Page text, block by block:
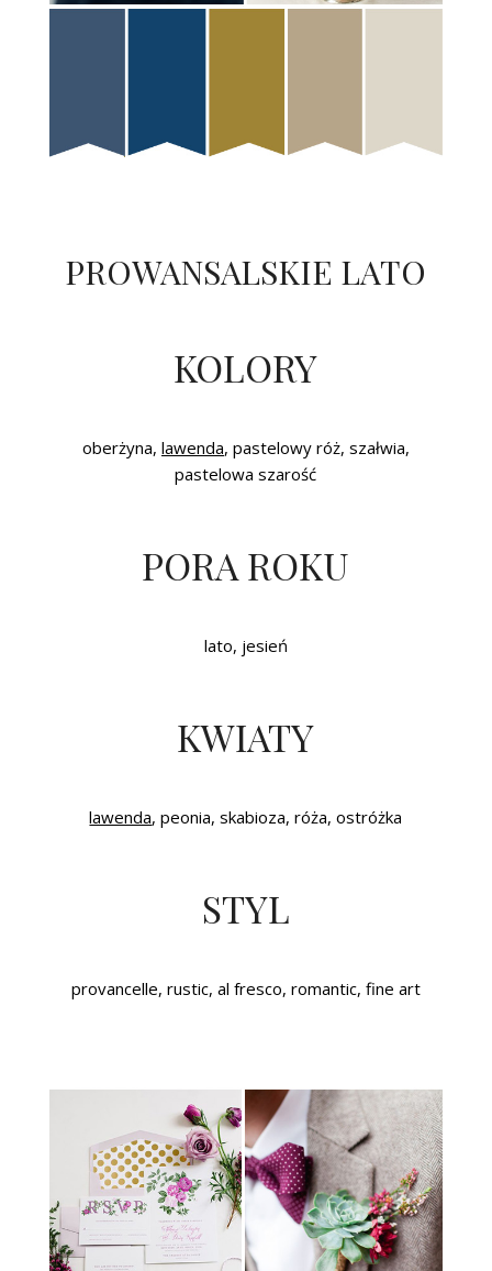
PROWANSALSKIE LATO
KOLORY
oberżyna, lawenda, pastelowy róż, szałwia,
pastelowa szarość
PORA ROKU
lato, jesień
KWIATY
lawenda, peonia, skabioza, róża, ostróżka
STYL
provancelle, rustic, al fresco, romantic, fine art